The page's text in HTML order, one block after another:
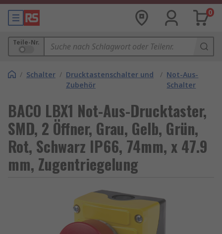
0
Teile-Nr.
/ Schalter / Drucktastenschalter und
Zubehör
/ Not-Aus-
Schalter
BACO LBX1 Not-Aus-Drucktaster,
SMD, 2 Öffner, Grau, Gelb, Grün,
Rot, Schwarz IP66, 74mm, x 47.9
mm, Zugentriegelung